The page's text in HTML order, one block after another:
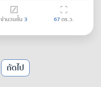
จำนวนชั้น 3 67ตร.ว.
ถัดไป